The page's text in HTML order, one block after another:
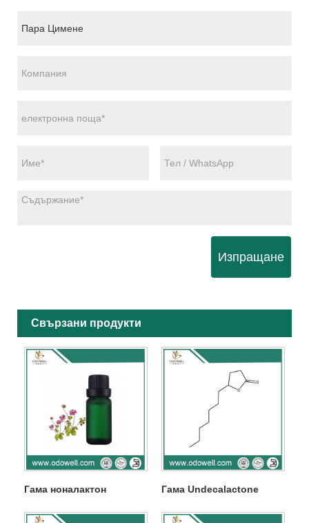
Изпращане
Свързани продукти
Гама ноналактон Гама Undecalactone